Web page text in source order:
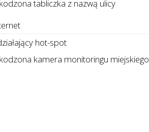
tabliczka z nazwą ulicy
hot-spot
kamera monitoringu miejskiego